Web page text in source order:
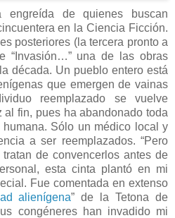
engreída de quienes buscan
en la Ciencia Ficción.
posteriores (la tercera pronto a
“Invasión…” una de las obras
década. Un pueblo entero está
que emergen de vainas
reemplazado se vuelve
al fin, pues ha abandonado toda
Sólo un médico local y
a ser reemplazados. “Pero
de convencerlos antes de
esta cinta plantó en mi
Fue comentada en extenso
alienígena” de la Tetona de
congéneres han invadido mi